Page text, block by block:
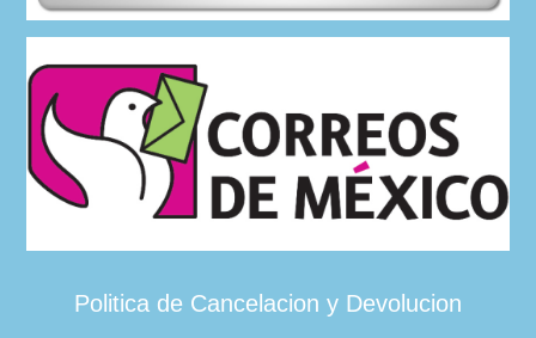
Politica de Cancelacion y Devolucion